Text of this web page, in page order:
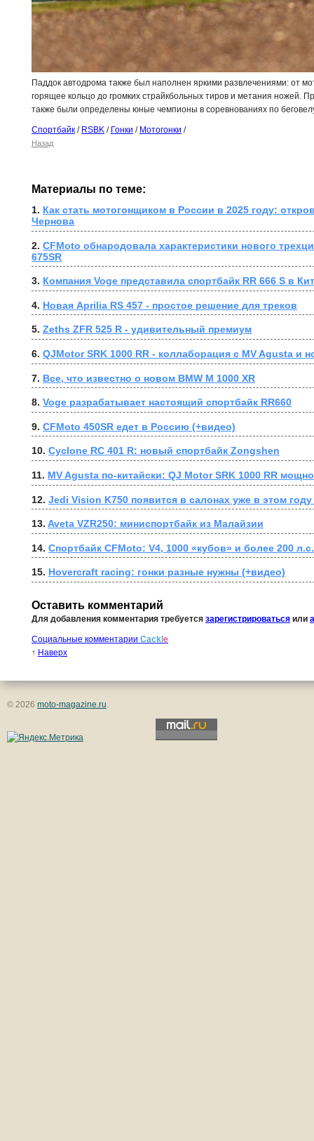
Паддок автодрома также был наполнен яркими развлечениями: от
горящее кольцо до громких страйкбольных тиров и метания ножей.
также были определены юные чемпионы в соревнованиях по
Спортбайк / RSBK / Гонки / Мотогонки /
Назад
Материалы по теме:
1. Как стать мотогонщиком в России в 2025 году:
Чернова
2. CFMoto обнародовала характеристики нового
675SR
3. Компания Voge представила спортбайк RR 666 S в
4. Новая Aprilia RS 457 - простое решение для треков
5. Zeths ZFR 525 R - удивительный премиум
6. QJMotor SRK 1000 RR - коллаборация с MV Agusta и
7. Все, что известно о новом BMW M 1000 XR
8. Voge разрабатывает настоящий спортбайк RR660
9. CFMoto 450SR едет в Россию (+видео)
10. Cyclone RC 401 R: новый спортбайк Zongshen
11. MV Agusta по-китайски: QJ Motor SRK 1000 RR
12. Jedi Vision K750 появится в салонах уже в этом
13. Aveta VZR250: миниспортбайк из Малайзии
14. Спортбайк CFMoto: V4, 1000 «кубов» и более 200 л.с.
15. Hovercraft racing: гонки разные нужны (+видео)
Оставить комментарий
Для добавления комментария требуется зарегистрироваться или
Социальные комментарии Cackl e
↑ Наверх
© 2026 moto-magazine.ru.